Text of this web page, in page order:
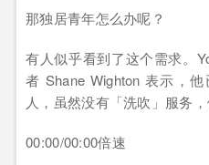
那独居青年怎么办呢？
有人似乎看到了这个需求。
者 Shane Wighton 表示，
人，虽然没有「洗吹」服务
00:00/00:00倍速